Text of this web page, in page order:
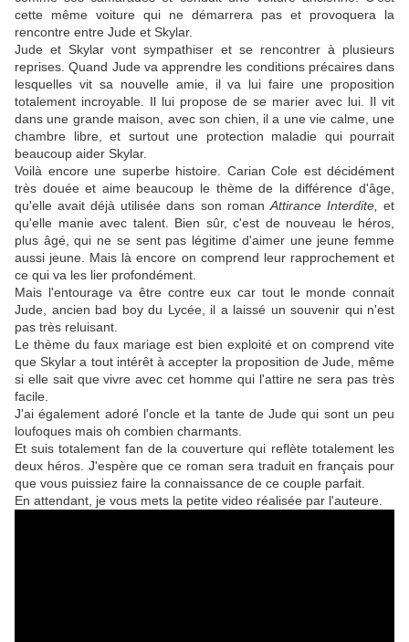
cette même voiture qui ne démarrera pas et provoquera la
rencontre entre Jude et Skylar.
Jude et Skylar vont sympathiser et se rencontrer à plusieurs
reprises. Quand Jude va apprendre les conditions précaires dans
lesquelles vit sa nouvelle amie, il va lui faire une proposition
totalement incroyable. Il lui propose de se marier avec lui. Il vit
dans une grande maison, avec son chien, il a une vie calme, une
chambre libre, et surtout une protection maladie qui pourrait
beaucoup aider Skylar.
Voilà encore une superbe histoire. Carian Cole est décidément
très douée et aime beaucoup le thème de la différence d'âge,
qu'elle avait déjà utilisée dans son roman Attirance Interdite,et
qu'elle manie avec talent. Bien sûr, c'est de nouveau le héros,
plus âgé, qui ne se sent pas légitime d'aimer une jeune femme
aussi jeune. Mais là encore on comprend leur rapprochement et
ce qui va les lier profondément.
Mais l'entourage va être contre eux car tout le monde connait
Jude, ancien bad boy du Lycée, il a laissé un souvenir qui n'est
pas très reluisant.
Le thème du faux mariage est bien exploité et on comprend vite
que Skylar a tout intérêt à accepter la proposition de Jude, même
si elle sait que vivre avec cet homme qui l'attire ne sera pas très
facile.
J'ai également adoré l'oncle et la tante de Jude qui sont un peu
loufoques mais oh combien charmants.
Et suis totalement fan de la couverture qui reflète totalement les
deux héros. J'espère que ce roman sera traduit en français pour
que vous puissiez faire la connaissance de ce couple parfait.
En attendant, je vous mets la petite video réalisée par l'auteure.